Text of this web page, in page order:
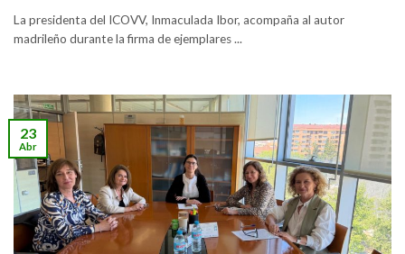
La presidenta del ICOVV, Inmaculada Ibor, acompaña al autor
madrileño durante la firma de ejemplares ...
23
Abr